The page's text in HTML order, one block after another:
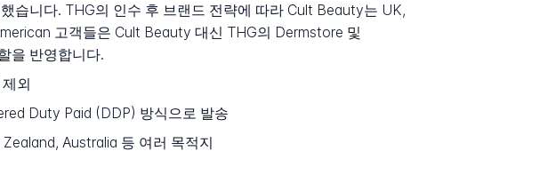
습니다. THG의 인수 후 브랜드 전략에 따라 Cult Beauty는 UK,
고객들은 Cult Beauty 대신 THG의 Dermstore 및
을 반영합니다.
외
Duty Paid (DDP) 방식으로 발송
Australia 등 여러 목적지